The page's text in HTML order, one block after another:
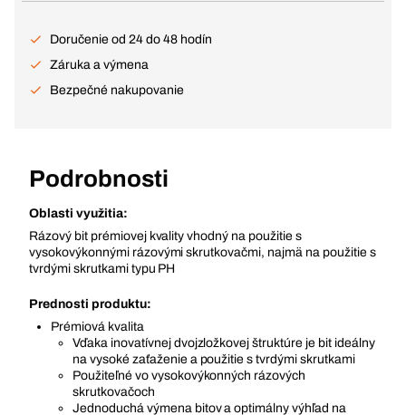
Doručenie od 24 do 48 hodín
Záruka a výmena
Bezpečné nakupovanie
Podrobnosti
Oblasti využitia:
Rázový bit prémiovej kvality vhodný na použitie s
vysokovýkonnými rázovými skrutkovačmi, najmä na použitie s
tvrdými skrutkami typu PH
Prednosti produktu:
Prémiová kvalita
Vďaka inovatívnej dvojzložkovej štruktúre je bit ideálny
na vysoké zaťaženie a použitie s tvrdými skrutkami
Použiteľné vo vysokovýkonných rázových
skrutkovačoch
Jednoduchá výmena bitov a optimálny výhľad na